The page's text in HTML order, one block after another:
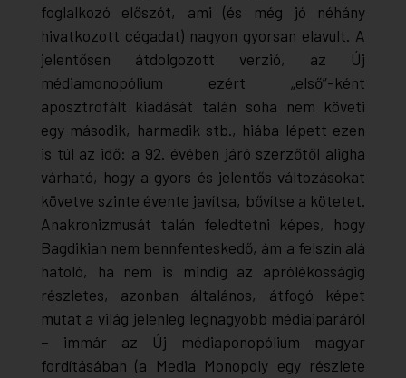
foglalkozó előszót, ami (és még jó néhány
hivatkozott cégadat) nagyon gyorsan elavult. A
jelentősen átdolgozott verzió, az Új
médiamonopólium ezért „első”-ként
aposztrofált kiadását talán soha nem követi
egy második, harmadik stb., hiába lépett ezen
is túl az idő: a 92. évében járó szerzőtől aligha
várható, hogy a gyors és jelentős változásokat
követve szinte évente javítsa, bővítse a kötetet.
Anakronizmusát talán feledtetni képes, hogy
Bagdikian nem bennfenteskedő, ám a felszín alá
hatoló, ha nem is mindig az aprólékosságig
részletes, azonban általános, átfogó képet
mutat a világ jelenleg legnagyobb médiaiparáról
– immár az Új médiaponopólium magyar
fordításában (a Media Monopoly egy részlete